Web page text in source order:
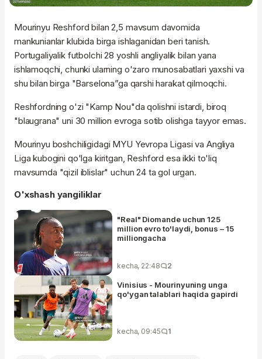
Mourinyu Reshford bilan 2,5 mavsum davomida
mankunianlar klubida birga ishlaganidan beri tanish.
Portugaliyalik futbolchi 28 yoshli angliyalik bilan yana
ishlamoqchi, chunki ularning o'zaro munosabatlari yaxshi va
shu bilan birga "Barselona”ga qarshi harakat qilmoqchi.
Reshfordning o'zi "Kamp Nou"da qolishni istardi, biroq
"blaugrana" uni 30 million evroga sotib olishga tayyor emas.
Mourinyu boshchiligidagi MYU Yevropa Ligasi va Angliya
Liga kubogini qo'lga kiritgan, Reshford esa ikki to'liq
mavsumda "qizil iblislar" uchun 24 ta gol urgan.
O'xshash yangiliklar
"Real" Diomande uchun 125
million evro to'laydi, bonus – 15
milliongacha
kecha, 22:48 2
Vinisius - Mourinyuning unga
qo'ygan talablari haqida gapirdi
kecha, 09:45 1